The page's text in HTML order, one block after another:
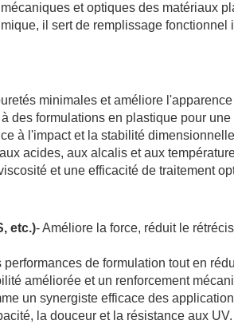
et optiques des matériaux
il sert de remplissage
minimales et améliore
des formulations en plastique pour
à l'impact et la stabilité
acides, aux alcalis et aux
et une efficacité de traitement
etc.)- Améliore la force, réduit le
performances de formulation tout en
améliorée et un renforcement
un synergiste efficace des
la douceur et la résistance aux UV.